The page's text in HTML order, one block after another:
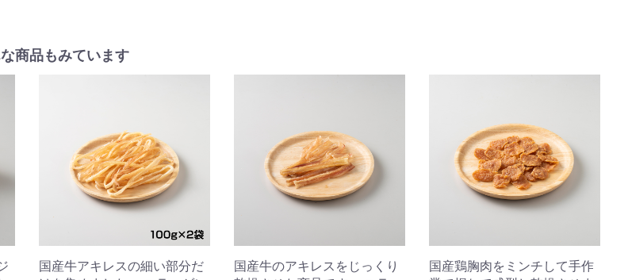
商品もみています
国産牛アキレスの細い部分だ
国産牛のアキレスをじっくり
国産鶏胸肉をミンチして手作